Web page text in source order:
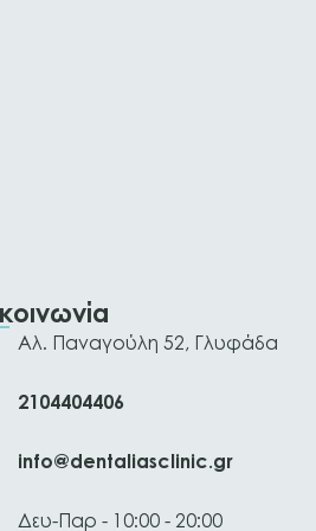
Αλ. Παναγούλη 52, Γλυφάδα
2104404406
info@dentaliasclinic.gr
Δευ-Παρ - 10:00 - 20:00